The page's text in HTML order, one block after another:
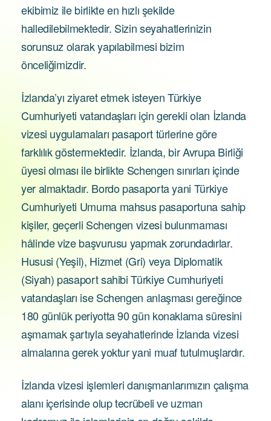
ekibimiz ile birlikte en hızlı şekilde
halledilebilmektedir. Sizin seyahatlerinizin
sorunsuz olarak yapılabilmesi bizim
önceliğimizdir.
İzlanda’yı ziyaret etmek isteyen Türkiye
Cumhuriyeti vatandaşları için gerekli olan İzlanda
vizesi uygulamaları pasaport türlerine göre
farklılık göstermektedir. İzlanda, bir Avrupa Birliği
üyesi olması ile birlikte Schengen sınırları içinde
yer almaktadır. Bordo pasaporta yani Türkiye
Cumhuriyeti Umuma mahsus pasaportuna sahip
kişiler, geçerli Schengen vizesi bulunmaması
hâlinde vize başvurusu yapmak zorundadırlar.
Hususi (Yeşil), Hizmet (Gri) veya Diplomatik
(Siyah) pasaport sahibi Türkiye Cumhuriyeti
vatandaşları ise Schengen anlaşması gereğince
180 günlük periyotta 90 gün konaklama süresini
aşmamak şartıyla seyahatlerinde İzlanda vizesi
almalarına gerek yoktur yani muaf tutulmuşlardır.
İzlanda vizesi işlemleri danışmanlarımızın çalışma
alanı içerisinde olup tecrübeli ve uzman